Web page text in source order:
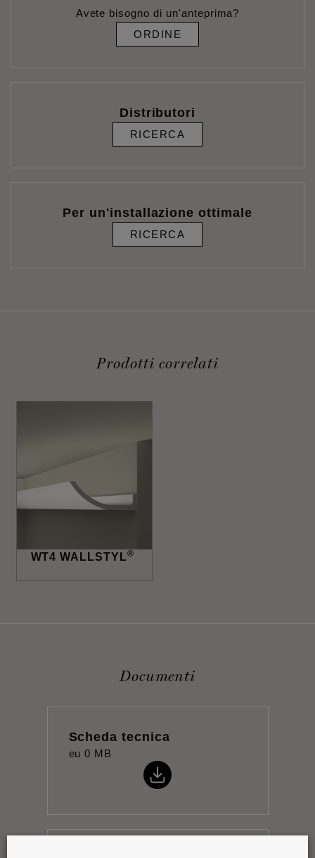
Avete bisogno di un'anteprima?
ORDINE
Distributori
RICERCA
Per un'installazione ottimale
RICERCA
Prodotti correlati
WT4 WALLSTYL®
Documenti
Scheda tecnica
eu 0 MB